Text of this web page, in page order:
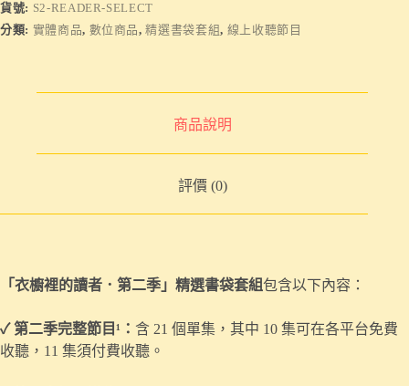
貨號: S2-READER-SELECT
分類: 實體商品, 數位商品,精選書袋套組, 線上收聽節目
商品說明
評價 (0)
「衣櫥裡的讀者．第二季」精選書袋套組包含以下內容 ：
✓ 第二季完整節目¹： 含 21 個單集，其中 10 集可在各平台免費
收聽，11 集須付費收聽。